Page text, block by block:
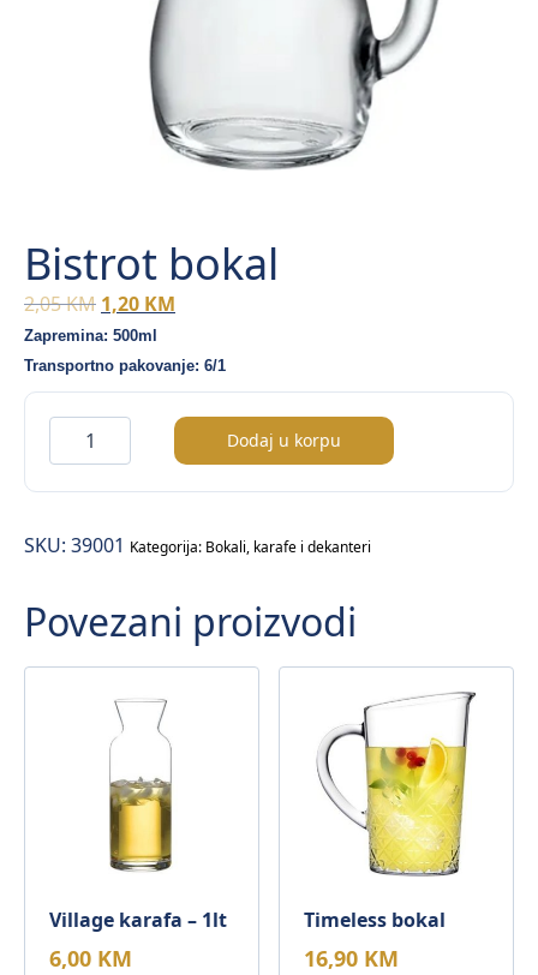
Bistrot bokal
2,05KM Original
price
was:
2,05 KM.
1,20 KM
is:
1,20 KM.
Zapremina: 500ml
Transportno pakovanje: 6/1
Bistrot
bokal
količina
Dodaj u korpu
SKU: 39001 Kategorija: Bokali, karafe i dekanteri
Povezani proizvodi
Village karafa – 1lt
6,00 KM
Timeless bokal
16,90 KM